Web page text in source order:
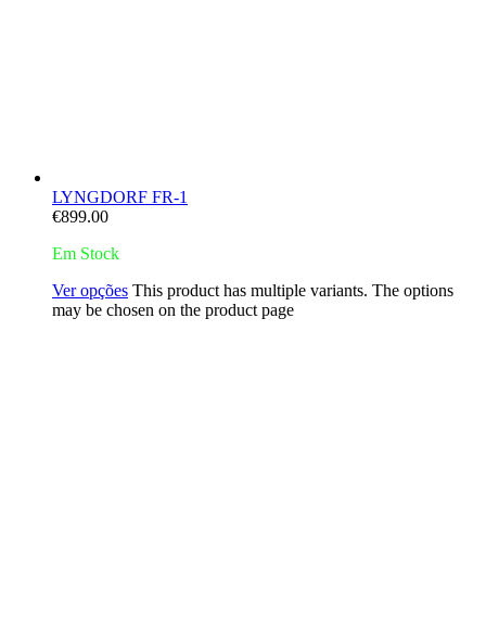
LYNGDORF FR-1
€899.00
Em Stock
Ver opções This product has multiple variants. The options
may be chosen on the product page